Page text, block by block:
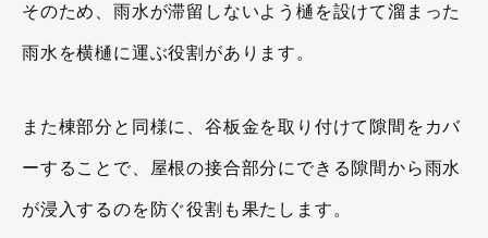
そのため、雨水が滞留しないよう樋を設けて溜まった
雨水を横樋に運ぶ役割があります。
また棟部分と同様に、谷板金を取り付けて隙間をカバ
ーすることで、屋根の接合部分にできる隙間から雨水
が浸入するのを防ぐ役割も果たします。